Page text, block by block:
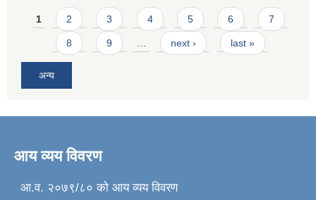
Pages
1 2 3 4 5 6 7
8 9 next › last »
अन्य
आय व्यय विवरण
आ.व. २०७९/८० को आय व्यय विवरण